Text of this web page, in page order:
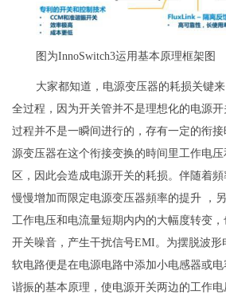
图为InnoSwitch3运用基本原理框架图
大家都知道，电源变压器的耗损关键
全过程，因为开关管并不是理想化的电源
过程并不是一瞬间进行的，存有一定的衔
源变压器在这个衔接变换的時间里工作电
区，因此会造成电源开关的耗损。伴随着
慢慢增加而限定电源变压器頻率的提升 ，
工作电压和电流量短期内内的大幅度转变
开关噪音，产生干扰信号EMI。为摆脱波形
软电路便是在电源电路中添加小电感器或
谐振的基本原理，使电源开关两边的工作